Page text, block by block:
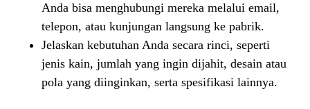
Anda bisa menghubungi mereka melalui email,
telepon, atau kunjungan langsung ke pabrik.
Jelaskan kebutuhan Anda secara rinci, seperti
jenis kain, jumlah yang ingin dijahit, desain atau
pola yang diinginkan, serta spesifikasi lainnya.